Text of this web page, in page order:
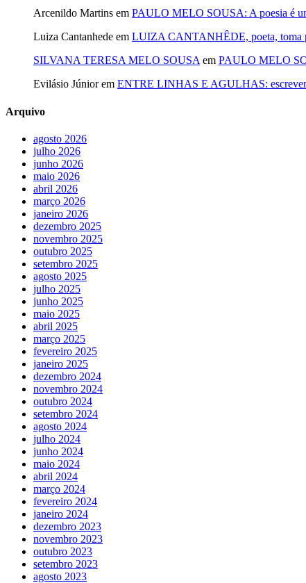
Arcenildo Martins em PAULO MELO SOUSA: A poesia é
Luiza Cantanhede em LUIZA CANTANHÊDE, poeta, toma
SILVANA TERESA MELO SOUSA em PAULO MELO
Evilásio Júniorem ENTRE LINHAS E AGULHAS: escrever
Arquivo
agosto 2026
julho 2026
junho 2026
maio 2026
abril 2026
março 2026
janeiro 2026
dezembro 2025
novembro 2025
outubro 2025
setembro 2025
agosto 2025
julho 2025
junho 2025
maio 2025
abril 2025
março 2025
fevereiro 2025
janeiro 2025
dezembro 2024
novembro 2024
outubro 2024
setembro 2024
agosto 2024
julho 2024
junho 2024
maio 2024
abril 2024
março 2024
fevereiro 2024
janeiro 2024
dezembro 2023
novembro 2023
outubro 2023
setembro 2023
agosto 2023